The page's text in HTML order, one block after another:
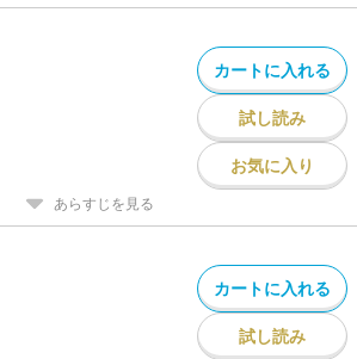
カートに入れる
試し読み
お気に入り
あらすじを見る
カートに入れる
試し読み